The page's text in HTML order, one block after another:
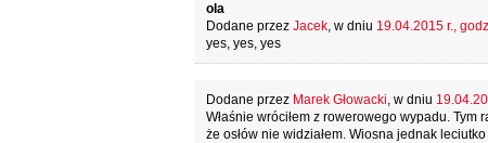
ola
Dodane przez Jacek, w dniu 19.04.2015 r.,
yes, yes, yes
Dodane przez Marek Głowacki, w dniu
Właśnie wróciłem z rowerowego wypadu.
że osłów nie widziałem. Wiosna jednak